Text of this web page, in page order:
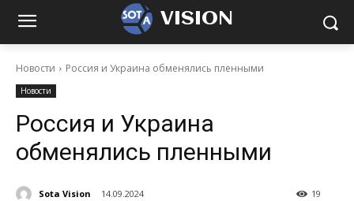
VISION
Новости Россия и Украина обменялись пленными
Новости
Россия и Украина
обменялись пленными
Sota Vision 14.09.2024 19